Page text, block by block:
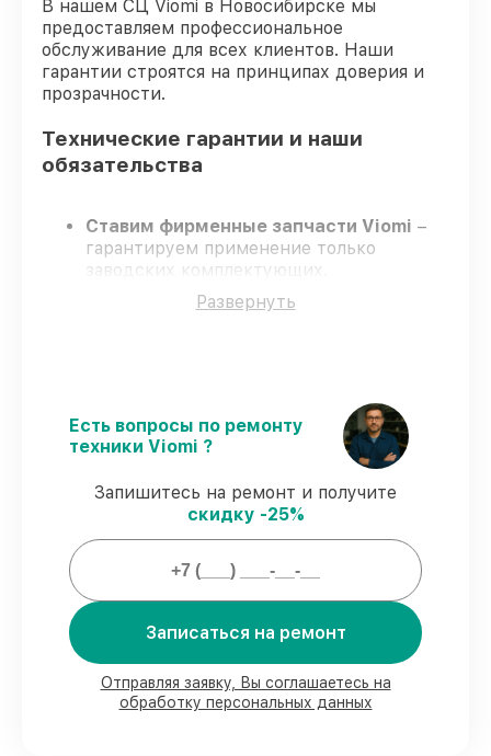
В нашем СЦ Viomi в Новосибирске мы
предоставляем профессиональное
обслуживание для всех клиентов. Наши
гарантии строятся на принципах доверия и
прозрачности.
Технические гарантии и наши
обязательства
Ставим фирменные запчасти Viomi –
гарантируем применение только
заводских комплектующих.
Опытные специалисты
постоянное обучение, что подтверждает
договоренности.
Поддержка после ремонта – все
ремонтные услуги и комплектующие
защищены сервисной гарантией.
Мы гарантируем:
присутствии
90%
запчастей Viomi имеются на складе
в Новосибирске, остальные
доставляются быстро
Развернуть
Есть вопросы по ремонту
техники Viomi ?
Запишитесь на ремонт и получите
скидку -25%
Записаться на ремонт
Отправляя заявку, Вы соглашаетесь на
обработку персональных данных